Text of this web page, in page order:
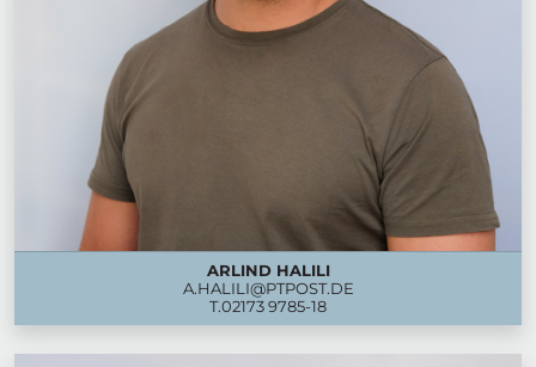
ARLIND HALILI
A.HALILI@PTPOST.DE
T.02173 9785-18